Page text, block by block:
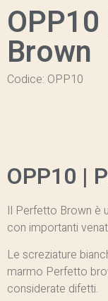
Brown
Codice: OPP10
OPP10 |
Il Perfetto Brown è
con importanti
Le screziature
marmo Perfetto
considerate difetti.